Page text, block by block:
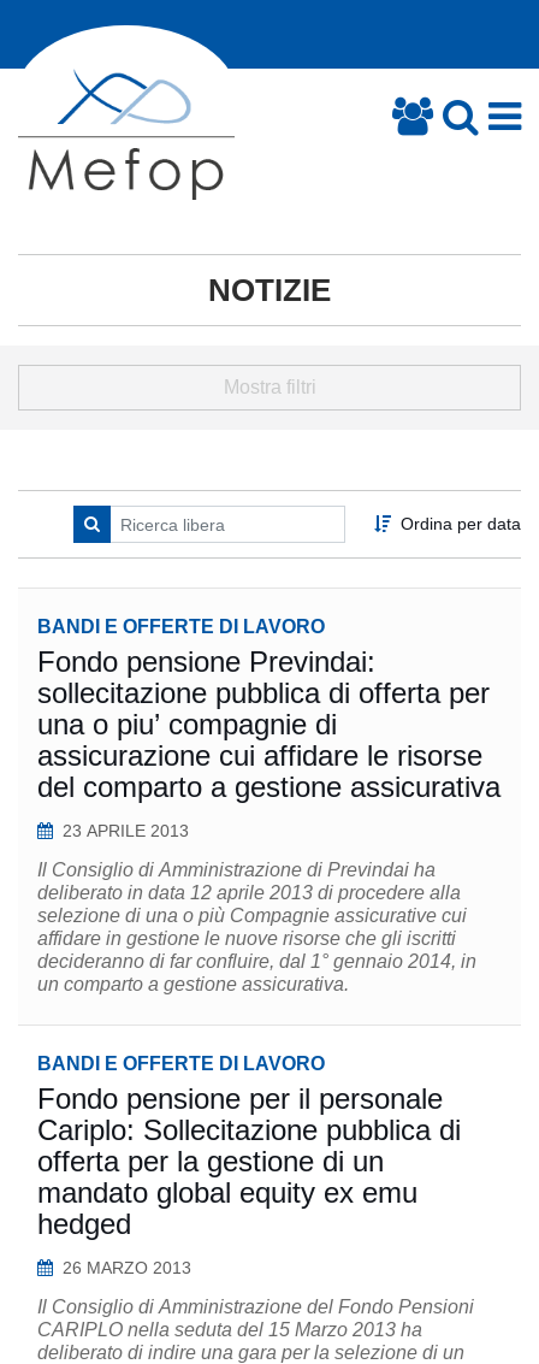
NOTIZIE
Mostra filtri
Ordina per data
BANDI E OFFERTE DI LAVORO
Fondo pensione Previndai:
sollecitazione pubblica di offerta per
una o piu’ compagnie di
assicurazione cui affidare le risorse
del comparto a gestione assicurativa
23 APRILE 2013
Il Consiglio di Amministrazione di Previndai ha
deliberato in data 12 aprile 2013 di procedere alla
selezione di una o più Compagnie assicurative cui
affidare in gestione le nuove risorse che gli iscritti
decideranno di far confluire, dal 1° gennaio 2014, in
un comparto a gestione assicurativa.
BANDI E OFFERTE DI LAVORO
Fondo pensione per il personale
Cariplo: Sollecitazione pubblica di
offerta per la gestione di un
mandato global equity ex emu
hedged
26 MARZO 2013
Il Consiglio di Amministrazione del Fondo Pensioni
CARIPLO nella seduta del 15 Marzo 2013 ha
deliberato di indire una gara per la selezione di un